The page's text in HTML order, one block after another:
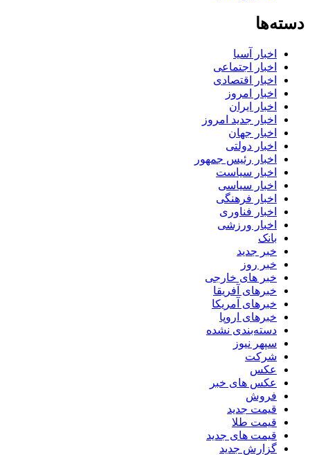
دسته‌ها
اخبار آسیا
اخبار اجتماعی
اخبار اقتصادی
اخبار امروز
اخبار ایران
اخبار جدید امروز
اخبار جهان
اخبار دولتی
اخبار رئیس جمهور
اخبار سیاست
اخبار سیاسی
اخبار فرهنگی
اخبار فناوری
اخبار ورزشی
بانک
خبر جدید
خبر روز
خبر های خارجی
خبرهای آفریقا
خبرهای آمریکا
خبرهای اروپا
دسته‌بندی نشده
سپهر نیوز
شرکت
عکس
عکس های خبر
فروش
قیمت جدید
قیمت طلا
قیمت های جدید
گزارش جدید